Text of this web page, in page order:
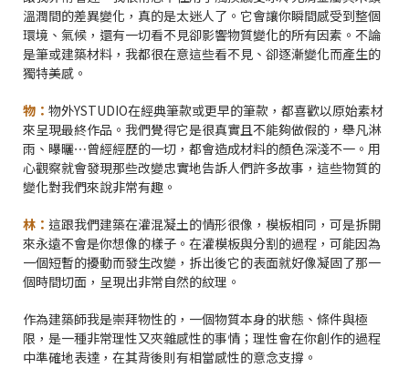
溫潤間的差異變化，真的是太迷人了。它會讓你瞬間感受到整個
環境、氣候，還有一切看不見卻影響物質變化的所有因素。不論
是筆或建築材料，我都很在意這些看不見、卻逐漸變化而產生的
獨特美感。
物： 物外YSTUDIO在經典筆款或更早的筆款，都喜歡以原始素材
來呈現最終作品。我們覺得它是很真實且不能夠做假的，舉凡淋
雨、曝曬⋯曾經經歷的一切，都會造成材料的顏色深淺不一。用
心觀察就會發現那些改變忠實地告訴人們許多故事，這些物質的
變化對我們來說非常有趣。
林： 這跟我們建築在灌混凝土的情形很像，模板相同，可是拆開
來永遠不會是你想像的樣子。在灌模板與分割的過程，可能因為
一個短暫的擾動而發生改變，拆出後它的表面就好像凝固了那一
個時間切面，呈現出非常自然的紋理。
作為建築師我是崇拜物性的，一個物質本身的狀態、條件與極
限，是一種非常理性又夾雜感性的事情；理性會在你創作的過程
中準確地表達，在其背後則有相當感性的意念支撐。